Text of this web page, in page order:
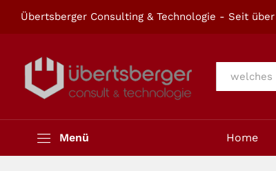
Übertsberger Consulting & Technologie - Seit
Alle
Menü Home